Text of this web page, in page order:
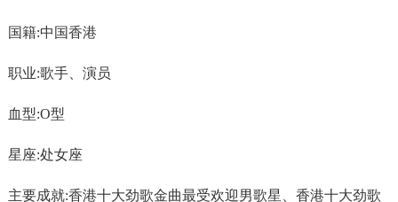
国籍:中国香港
职业:歌手、演员
血型:O型
星座:处女座
主要成就:香港十大劲歌金曲最受欢迎男歌星、香港十大劲歌